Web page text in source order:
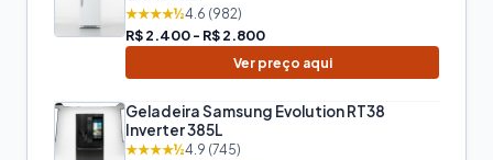
★★★★½4.6 (982)
R$ 2.400 - R$ 2.800
Ver preço aqui
Geladeira Samsung Evolution RT38
Inverter 385L
★★★★½4.9 (745)